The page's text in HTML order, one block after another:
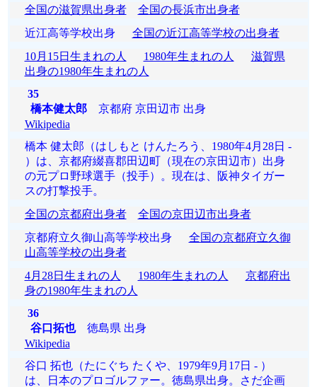
全国の滋賀県出身者
全国の長浜市出身者
近江高等学校出身 全国の近江高等学校の出身者
10月15日生まれの人
1980年生まれの人
滋賀県
出身の1980年生まれの人
35
橋本健太郎京都府 京田辺市 出身
Wikipedia
橋本 健太郎（はしもと けんたろう、1980年4月28日 -
）は、京都府綴喜郡田辺町（現在の京田辺市）出身
の元プロ野球選手（投手）。現在は、阪神タイガー
スの打撃投手。
全国の京都府出身者
全国の京田辺市出身者
京都府立久御山高等学校出身 全国の京都府立久御
山高等学校の出身者
4月28日生まれの人
1980年生まれの人
京都府出
身の1980年生まれの人
36
谷口拓也徳島県 出身
Wikipedia
谷口 拓也（たにぐち たくや、1979年9月17日 - ）
は、日本のプロゴルファー。徳島県出身。さだ企画